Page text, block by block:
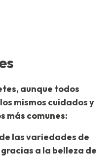
aunque todos
mismos cuidados y
más comunes:
las variedades de
a la belleza de